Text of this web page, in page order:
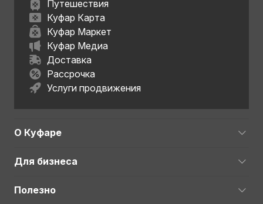
Путешествия
Куфар Карта
Куфар Маркет
Куфар Медиа
Доставка
Рассрочка
Услуги продвижения
О Куфаре
Для бизнеса
Полезно